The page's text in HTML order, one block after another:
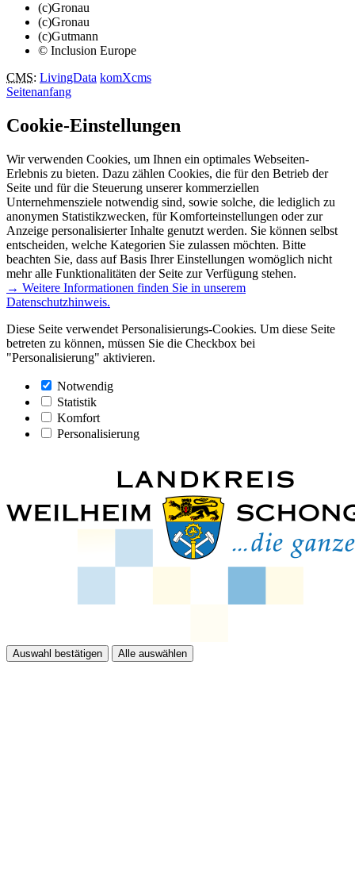
(c)Gronau
(c)Gronau
(c)Gutmann
© Inclusion Europe
CMS: LivingData komXcms
Seitenanfang
Cookie-Einstellungen
Wir verwenden Cookies, um Ihnen ein optimales Webseiten-
Erlebnis zu bieten. Dazu zählen Cookies, die für den Betrieb der
Seite und für die Steuerung unserer kommerziellen
Unternehmensziele notwendig sind, sowie solche, die lediglich zu
anonymen Statistikzwecken, für Komforteinstellungen oder zur
Anzeige personalisierter Inhalte genutzt werden. Sie können selbst
entscheiden, welche Kategorien Sie zulassen möchten. Bitte
beachten Sie, dass auf Basis Ihrer Einstellungen womöglich nicht
mehr alle Funktionalitäten der Seite zur Verfügung stehen.
→ Weitere Informationen finden Sie in unserem
Datenschutzhinweis.
Diese Seite verwendet Personalisierungs-Cookies. Um diese Seite
betreten zu können, müssen Sie die Checkbox bei
"Personalisierung" aktivieren.
Notwendig
Statistik
Komfort
Personalisierung
Auswahl bestätigen Alle auswählen